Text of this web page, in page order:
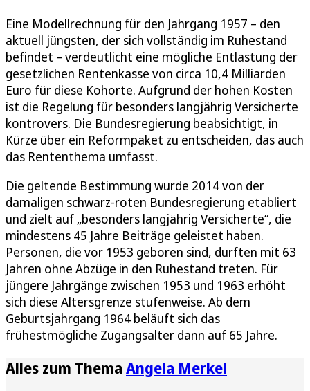
Eine Modellrechnung für den Jahrgang 1957 – den
aktuell jüngsten, der sich vollständig im Ruhestand
befindet – verdeutlicht eine mögliche Entlastung der
gesetzlichen Rentenkasse von circa 10,4 Milliarden
Euro für diese Kohorte. Aufgrund der hohen Kosten
ist die Regelung für besonders langjährig Versicherte
kontrovers. Die Bundesregierung beabsichtigt, in
Kürze über ein Reformpaket zu entscheiden, das auch
das Rententhema umfasst.
Die geltende Bestimmung wurde 2014 von der
damaligen schwarz-roten Bundesregierung etabliert
und zielt auf „besonders langjährig Versicherte“, die
mindestens 45 Jahre Beiträge geleistet haben.
Personen, die vor 1953 geboren sind, durften mit 63
Jahren ohne Abzüge in den Ruhestand treten. Für
jüngere Jahrgänge zwischen 1953 und 1963 erhöht
sich diese Altersgrenze stufenweise. Ab dem
Geburtsjahrgang 1964 beläuft sich das
frühestmögliche Zugangsalter dann auf 65 Jahre.
Alles zum Thema Angela Merkel